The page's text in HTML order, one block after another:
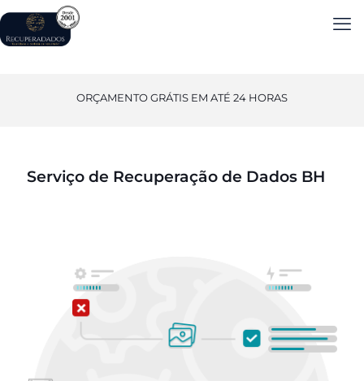
ORÇAMENTO GRÁTIS EM ATÉ 24 HORAS
Serviço de Recuperação de Dados BH